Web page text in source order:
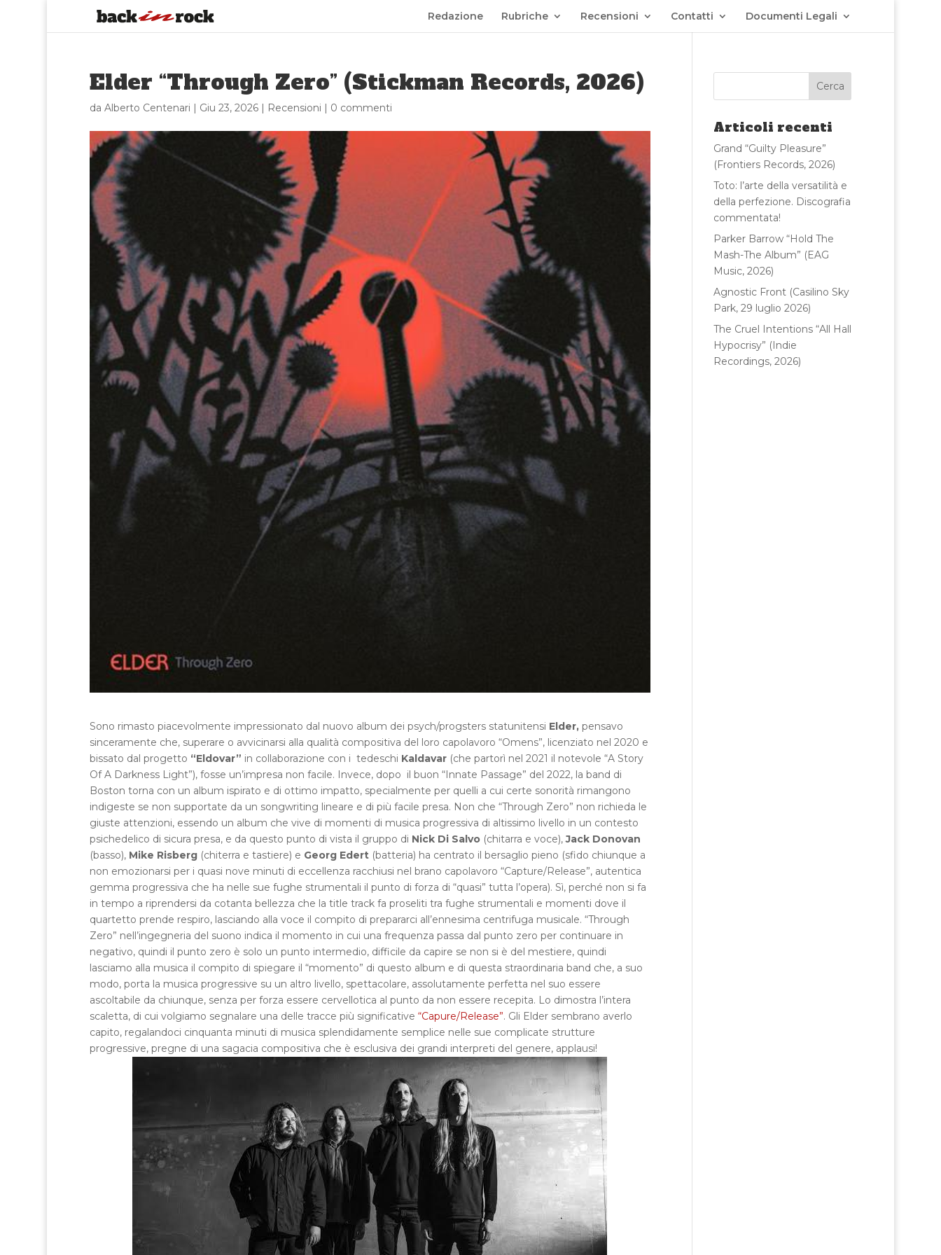
Redazione Rubriche Recensioni Contatti Documenti Legali
Elder “Through Zero” (Stickman Records, 2026)
da Alberto Centenari | Giu 23, 2026| Recensioni | 0 commenti
Sono rimasto piacevolmente impressionato dal nuovo album dei psych/progsters statunitensi Elder,pensavo
sinceramente che, superare o avvicinarsi alla qualità compositiva del loro capolavoro “Omens”, licenziato nel 2020 e
bissato dal progetto “Eldovar” in collaborazione con i tedeschi Kaldavar(che partorì nel 2021 il notevole “A Story
Of A Darkness Light”), fosse un’impresa non facile. Invece, dopo il buon “Innate Passage” del 2022, la band di
Boston torna con un album ispirato e di ottimo impatto, specialmente per quelli a cui certe sonorità rimangono
indigeste se non supportate da un songwriting lineare e di più facile presa. Non che “Through Zero” non richieda le
giuste attenzioni, essendo un album che vive di momenti di musica progressiva di altissimo livello in un contesto
psichedelico di sicura presa, e da questo punto di vista il gruppo di Nick Di Salvo(chitarra e voce),Jack Donovan
(basso), Mike Risberg (chiterra e tastiere) e Georg Edert(batteria) ha centrato il bersaglio pieno (sfido chiunque a
non emozionarsi per i quasi nove minuti di eccellenza racchiusi nel brano capolavoro “Capture/Release”, autentica
gemma progressiva che ha nelle sue fughe strumentali il punto di forza di “quasi” tutta l’opera). Sì, perché non si fa
in tempo a riprendersi da cotanta bellezza che la title track fa proseliti tra fughe strumentali e momenti dove il
quartetto prende respiro, lasciando alla voce il compito di prepararci all’ennesima centrifuga musicale. “Through
Zero” nell’ingegneria del suono indica il momento in cui una frequenza passa dal punto zero per continuare in
negativo, quindi il punto zero è solo un punto intermedio, difficile da capire se non si è del mestiere, quindi
lasciamo alla musica il compito di spiegare il “momento” di questo album e di questa straordinaria band che, a suo
modo, porta la musica progressive su un altro livello, spettacolare, assolutamente perfetta nel suo essere
ascoltabile da chiunque, senza per forza essere cervellotica al punto da non essere recepita. Lo dimostra l’intera
scaletta, di cui volgiamo segnalare una delle tracce più significative “Capure/Release”. Gli Elder sembrano averlo
capito, regalandoci cinquanta minuti di musica splendidamente semplice nelle sue complicate strutture
progressive, pregne di una sagacia compositiva che è esclusiva dei grandi interpreti del genere, applausi!
Articoli recenti
Grand “Guilty Pleasure”
(Frontiers Records, 2026)
Toto: l’arte della versatilità e
della perfezione. Discografia
commentata!
Parker Barrow “Hold The
Mash-The Album” (EAG
Music, 2026)
Agnostic Front (Casilino Sky
Park, 29 luglio 2026)
The Cruel Intentions “All Hall
Hypocrisy” (Indie
Recordings, 2026)